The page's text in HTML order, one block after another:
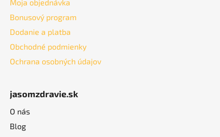
Moja objednávka
Bonusový program
Dodanie a platba
Obchodné podmienky
Ochrana osobných údajov
jasomzdravie.sk
O nás
Blog